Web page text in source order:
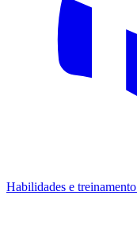
Habilidades e treinamento